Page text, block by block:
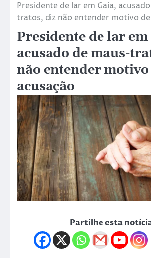
Presidente de lar em Gaia,
tratos, diz não entender motivo de
Presidente de lar em
acusado de maus-
não entender motivo
acusação
Partilhe esta